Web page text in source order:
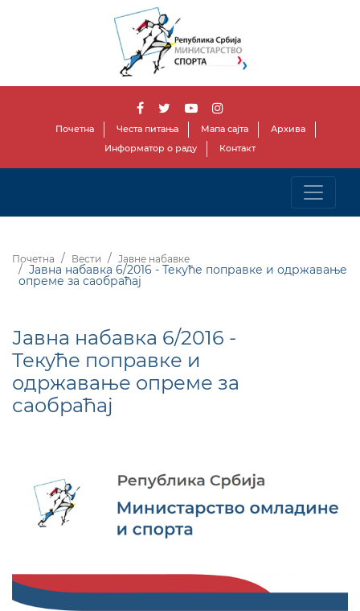
Почетна Честа питања Мапа сајта
Архива
Информатор о раду
Контакт
Почетна Вести Јавне набавке
Јавна набавка 6/2016 - Текуће поправке и одржавање
опреме за саобраћај
Јавна набавка 6/2016 -
Текуће поправке и
одржавање опреме за
саобраћај